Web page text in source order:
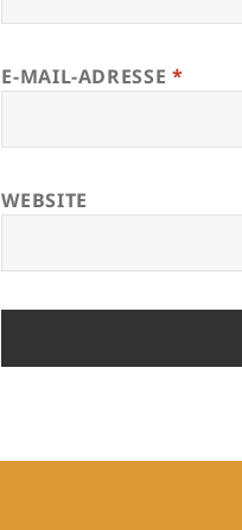
E-MAIL-ADRESSE *
WEBSITE